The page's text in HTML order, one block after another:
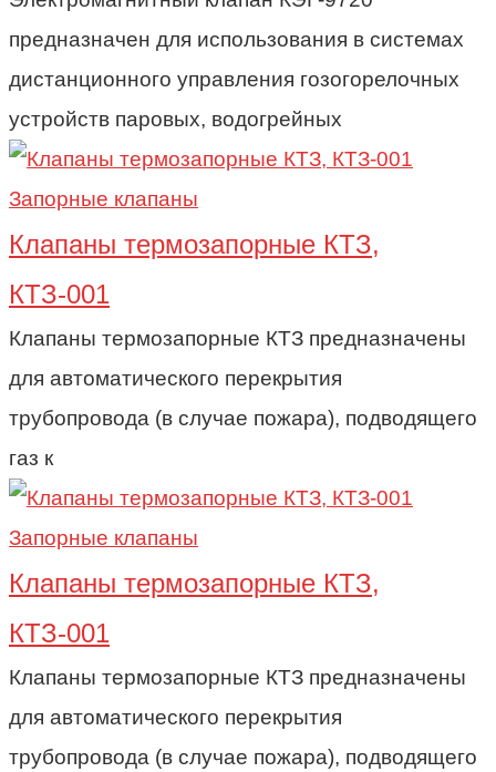
предназначен для использования в системах
дистанционного управления гозогорелочных
устройств паровых, водогрейных
Запорные клапаны
Клапаны термозапорные КТЗ,
КТЗ-001
Клапаны термозапорные КТЗ предназначены
для автоматического перекрытия
трубопровода (в случае пожара), подводящего
газ к
Запорные клапаны
Клапаны термозапорные КТЗ,
КТЗ-001
Клапаны термозапорные КТЗ предназначены
для автоматического перекрытия
трубопровода (в случае пожара), подводящего